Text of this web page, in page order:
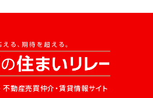
不動産売買仲介・賃貸情報サイト